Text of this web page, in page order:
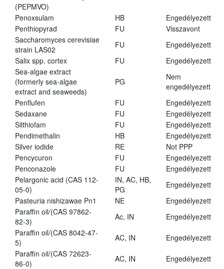
(PEPMVO)
Penoxsulam HB
Engedélyezett
Penthiopyrad
FU
Visszavont
Saccharomyces cerevisiae
strain LAS02
FU
Engedélyezett
Salix spp. cortex
FU
Engedélyezett
Sea-algae extract
(formerly sea-algae
extract and seaweeds)
PG
Nem
engedélyezett
Penflufen
FU
Engedélyezett
Sedaxane
FU
Engedélyezett
Silthiofam
FU
Engedélyezett
Pendimethalin
HB
Engedélyezett
Silver iodide
RE
Not PPP
Pencycuron
FU
Engedélyezett
Penconazole
FU
Engedélyezett
Pelargonic acid (CAS 112-
05-0)
IN, AC, HB,
PG
Engedélyezett
Pasteuria nishizawae Pn1
NE
Engedélyezett
Paraffin oil/(CAS 97862-
82-3)
Ac, IN
Engedélyezett
Paraffin oil/(CAS 8042-47-
5)
AC, IN
Engedélyezett
Paraffin oil/(CAS 72623-
86-0)
AC, IN
Engedélyezett